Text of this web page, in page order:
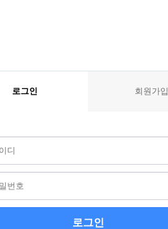
로그인 회원가입
로그인